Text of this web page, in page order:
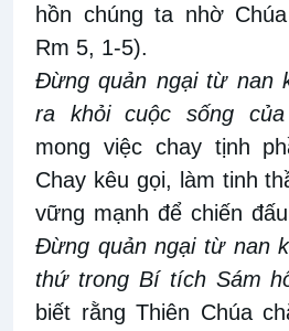
hồn chúng ta nhờ
Rm 5, 1-5).
Đừng quản ngại từ nan
ra khỏi cuộc sống
mong việc chay tịnh
Chay kêu gọi, làm tinh
vững mạnh để chiến
Đừng quản ngại từ nan
thứ trong Bí tích Sám
biết rằng Thiên Chúa